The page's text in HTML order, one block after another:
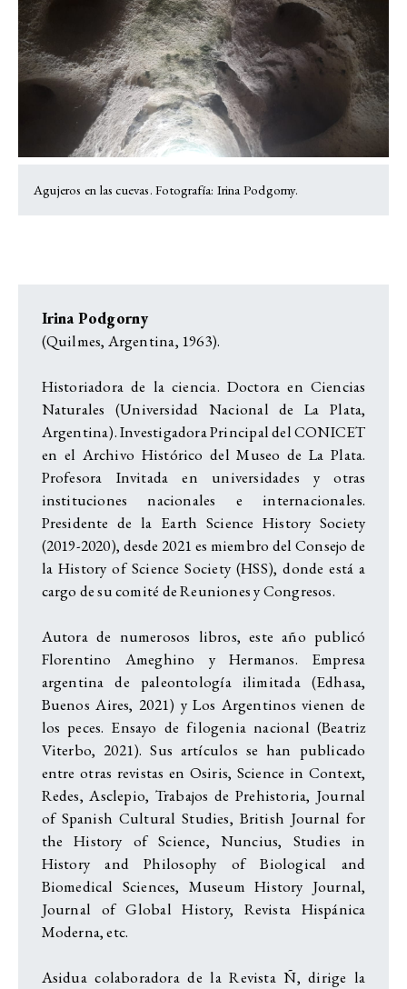
Agujeros en las cuevas. Fotografía: Irina Podgorny.
Irina Podgorny
(Quilmes, Argentina, 1963).
Historiadora de la ciencia. Doctora en Ciencias
Naturales (Universidad Nacional de La Plata,
Argentina). Investigadora Principal del CONICET
en el Archivo Histórico del Museo de La Plata.
Profesora Invitada en universidades y otras
instituciones nacionales e internacionales.
Presidente de la Earth Science History Society
(2019-2020), desde 2021 es miembro del Consejo de
la History of Science Society (HSS), donde está a
cargo de su comité de Reuniones y Congresos.
Autora de numerosos libros, este año publicó
Florentino Ameghino y Hermanos. Empresa
argentina de paleontología ilimitada (Edhasa,
Buenos Aires, 2021) y Los Argentinos vienen de
los peces. Ensayo de filogenia nacional (Beatriz
Viterbo, 2021). Sus artículos se han publicado
entre otras revistas en Osiris, Science in Context,
Redes, Asclepio, Trabajos de Prehistoria, Journal
of Spanish Cultural Studies, British Journal for
the History of Science, Nuncius, Studies in
History and Philosophy of Biological and
Biomedical Sciences, Museum History Journal,
Journal of Global History, Revista Hispánica
Moderna, etc.
Asidua colaboradora de la Revista Ñ, dirige la